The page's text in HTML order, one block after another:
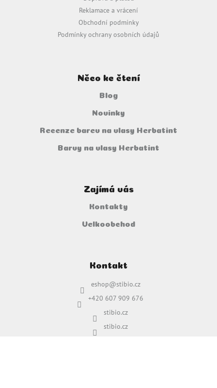
Reklamace a vrácení
Obchodní podmínky
Podmínky ochrany osobních údajů
Něco ke čtení
Blog
Novinky
Recenze barev na vlasy Herbatint
Barvy na vlasy Herbatint
Zajímá vás
Kontakty
Velkoobchod
Kontakt
eshop@stibio.cz
+420 607 909 676
stibio.cz
stibio.cz